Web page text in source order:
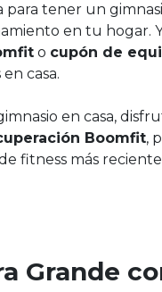
tener un
en tu hogar.
o cupón de
casa.
en casa,
Boomfit,
fitness más
Grande